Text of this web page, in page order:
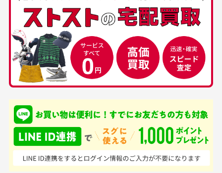
30代男性
中古ゴルフウェアの
品揃えがすごい
て、ここまでゴルフブラ
ンドの取り扱いがあるの
はすごい。 毎日たくさ
んの商品がアップされて
いるので新作チェックす
50代男性
安心して中古ウェア
を買えるお店です
品ですが綺麗に梱包され
ており商品を大切にして
いる感が伝わってきまし
た 「フロント部分に汚
れあり」と記載ありまし
下さい。
お気に入り機能をご利用下さい。
経年劣化について
当店では商品の管理には細心の注意を払っておりま
すが、経年により素材の劣化やパーツの強度低下が
生じている場合がございます。
銀行振込（前払い）
入金確認後商品発送となります。
※土曜、日曜、祝日は入金確認及び発送業務は致しておりま
せん。
尚、お振込み手数料はお客様ご負担となります。入金確認後
商品発送となります。
ご注文頂いてから7日以内をお振込み期限とさせ
申し込まれた商品と届いた商品が異なっている場合
商品説明に記載されていない汚れやダメージがある商品
の場合